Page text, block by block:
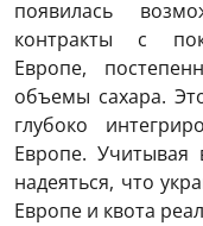
появилась
контракты с
Европе,
объемы сахара.
глубоко
Европе. Учитывая
надеяться, что
Европе и квота